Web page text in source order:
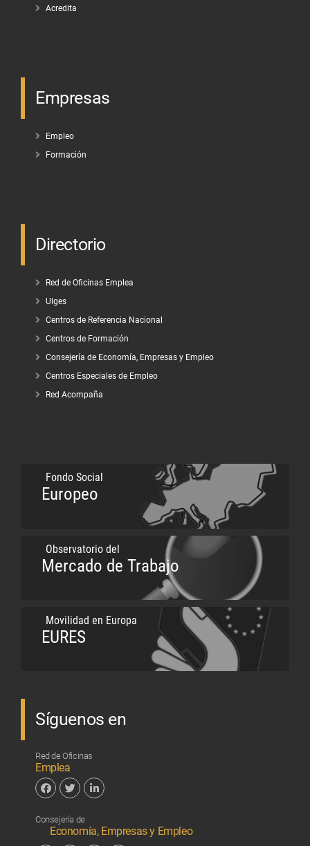
Acredita
Empresas
Empleo
Formación
Directorio
Red de Oficinas Emplea
Ulges
Centros de Referencia Nacional
Centros de Formación
Consejería de Economía, Empresas y Empleo
Centros Especiales de Empleo
Red Acompaña
Fondo Social
Europeo
Observatorio del
Mercado de Trabajo
Movilidad en Europa
EURES
Síguenos en
Red de Oficinas
Emplea
Consejería de
Economía, Empresas y Empleo